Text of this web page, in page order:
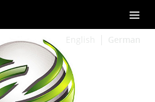
English German